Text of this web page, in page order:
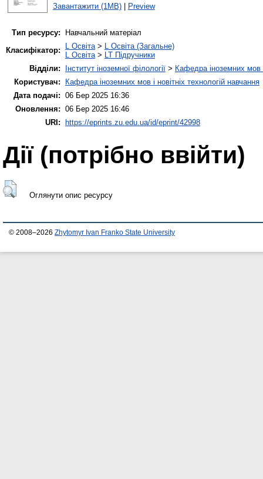
Завантажити (1MB)| Preview
Тип ресурсу:
Навчальний матеріал
Класифікатор:
L Освіта> L Освіта (Загальне)
L Освіта> LT Підручники
Відділи:
Інститут іноземної філології > Кафедра іноземних мов
Користувач:
Кафедра іноземних мов і новітніх технологій навчання
Дата подачі: 06 Бер 2025 16:36
Оновлення: 06 Бер 2025 16:46
URI:
https://eprints.zu.edu.ua/id/eprint/42998
Дії ​​(потрібно ввійти)
Оглянути опис ресурсу
© 2008–2026 Zhytomyr Ivan Franko State University